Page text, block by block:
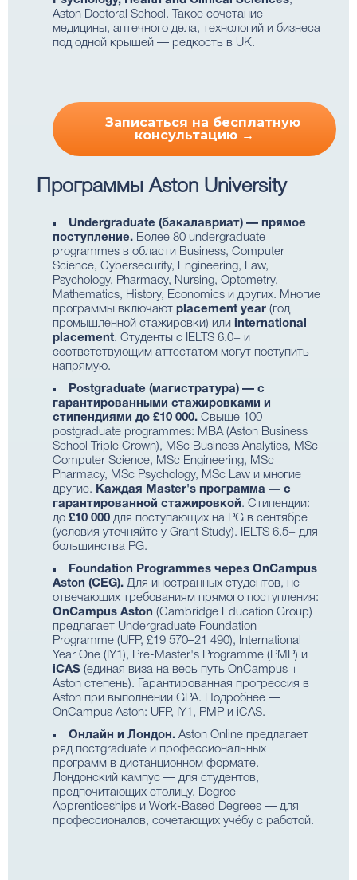
Aston Doctoral School. Такое сочетание
медицины, аптечного дела, технологий и бизнеса
под одной крышей — редкость в UK.
Записаться на бесплатную
консультацию →
Программы Aston University
Undergraduate (бакалавриат) — прямое
поступление. Более 80 undergraduate
programmes в области Business, Computer
Science, Cybersecurity, Engineering, Law,
Psychology, Pharmacy, Nursing, Optometry,
Mathematics, History, Economics и других. Многие
программы включают placement year (год
промышленной стажировки) или international
placement. Студенты с IELTS 6.0+ и
соответствующим аттестатом могут поступить
напрямую.
Postgraduate (магистратура) — с
гарантированными стажировками и
стипендиями до £10 000. Свыше 100
postgraduate programmes: MBA (Aston Business
School Triple Crown), MSc Business Analytics, MSc
Computer Science, MSc Engineering, MSc
Pharmacy, MSc Psychology, MSc Law и многие
другие. Каждая Master's программа — с
гарантированной стажировкой. Стипендии:
до £10 000 для поступающих на PG в сентябре
(условия уточняйте у Grant Study). IELTS 6.5+ для
большинства PG.
Foundation Programmes через OnCampus
Aston (CEG). Для иностранных студентов, не
отвечающих требованиям прямого поступления:
OnCampus Aston (Cambridge Education Group)
предлагает Undergraduate Foundation
Programme (UFP, £19 570–21 490), International
Year One (IY1), Pre-Master's Programme (PMP) и
iCAS (единая виза на весь путь OnCampus +
Aston степень). Гарантированная прогрессия в
Aston при выполнении GPA. Подробнее —
OnCampus Aston: UFP, IY1, PMP и iCAS.
Онлайн и Лондон. Aston Online предлагает
ряд постgraduate и профессиональных
программ в дистанционном формате.
Лондонский кампус — для студентов,
предпочитающих столицу. Degree
Apprenticeships и Work-Based Degrees — для
профессионалов, сочетающих учёбу с работой.